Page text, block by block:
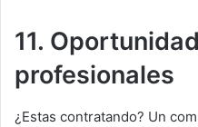
11.
profesionales
¿Estas contratando? Un